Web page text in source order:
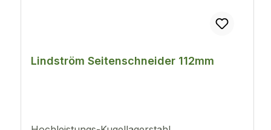
Lindström Seitenschneider 112mm